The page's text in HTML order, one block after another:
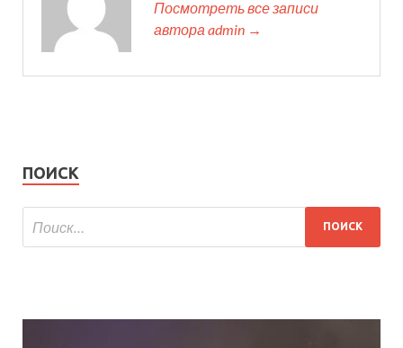
Посмотреть все записи
автора admin →
ПОИСК